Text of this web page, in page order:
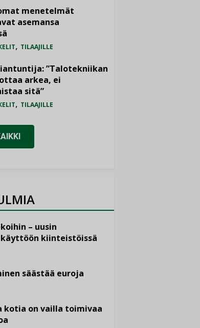
menetelmät
asemansa
, TILAAJILLE
”Talotekniikan
arkea, ei
sitä”
, TILAAJILLE
– uusin
kiinteistöissä
säästää euroja
kotia on vailla toimivaa